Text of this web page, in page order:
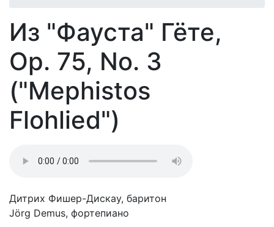
Из "Фауста" Гёте,
Op. 75, No. 3
("Mephistos
Flohlied")
Дитрих Фишер-Дискау, баритон
Jörg Demus, фортепиано